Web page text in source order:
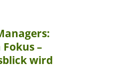
–
wird